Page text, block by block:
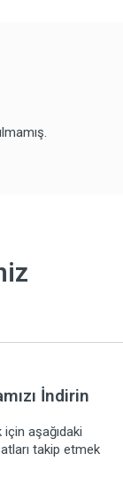
İndirin
aşağıdaki
takip etmek